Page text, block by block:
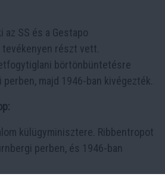
az SS és a Gestapo
részt vett.
börtönbüntetésre
majd 1946-ban kivégezték.
külügyminisztere. Ribbentropot
perben, és 1946-ban